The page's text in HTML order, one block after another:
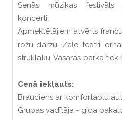
Senās mūzikas festivāls
koncerti.
Apmeklētājiem atvērts
rožu dārzu, Zaļo teātri,
strūklaku. Vasarās parkā tiek
Cenā iekļauts:
Brauciens ar komfortablu
Grupas vadītāja - gida